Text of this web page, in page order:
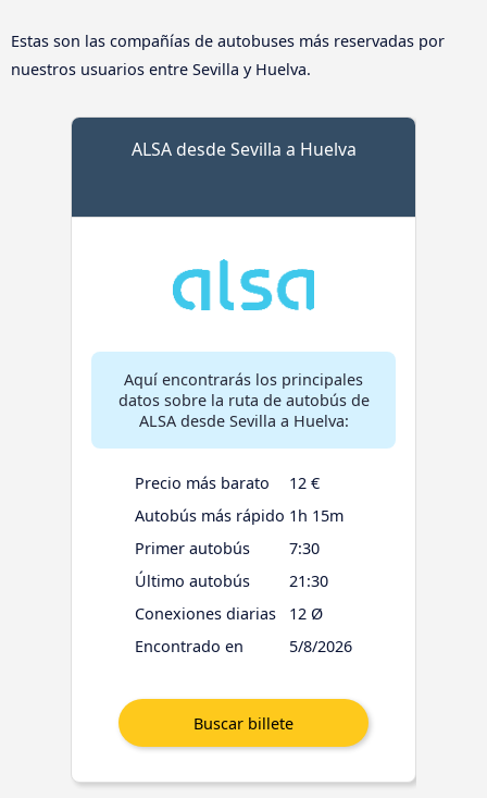
Estas son las compañías de autobuses más reservadas por
nuestros usuarios entre Sevilla y Huelva.
ALSA desde Sevilla a Huelva
Aquí encontrarás los principales
datos sobre la ruta de autobús de
ALSA desde Sevilla a Huelva:
Precio más barato
12 €
Autobús más rápido 1h 15m
Primer autobús
7:30
Último autobús
21:30
Conexiones diarias
12 Ø
Encontrado en
5/8/2026